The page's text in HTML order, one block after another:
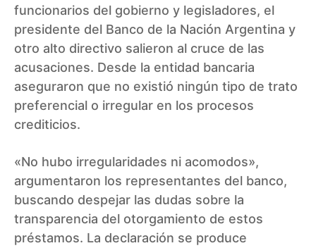
funcionarios del gobierno y legisladores, el
presidente del Banco de la Nación Argentina y
otro alto directivo salieron al cruce de las
acusaciones. Desde la entidad bancaria
aseguraron que no existió ningún tipo de trato
preferencial o irregular en los procesos
crediticios.
«No hubo irregularidades ni acomodos»,
argumentaron los representantes del banco,
buscando despejar las dudas sobre la
transparencia del otorgamiento de estos
préstamos. La declaración se produce